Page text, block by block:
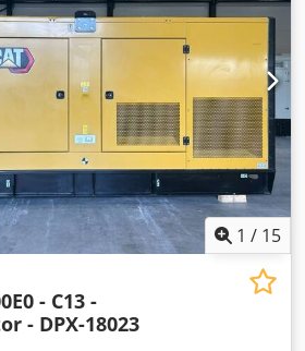
1 / 15
- C13 -
- DPX-18023